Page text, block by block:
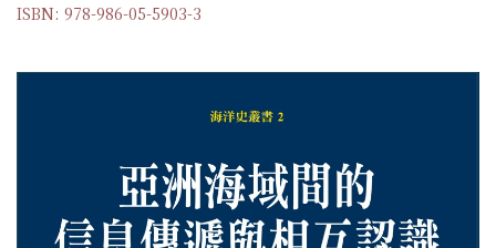
ISBN: 978-986-05-5903-3